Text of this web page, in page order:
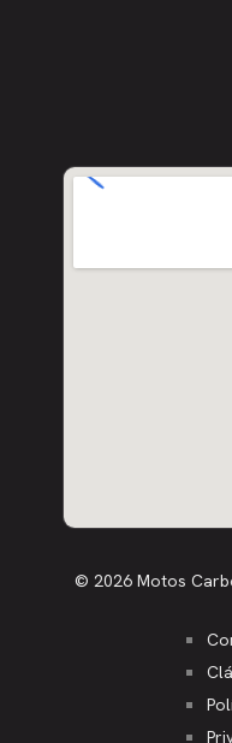
© 2026 Motos